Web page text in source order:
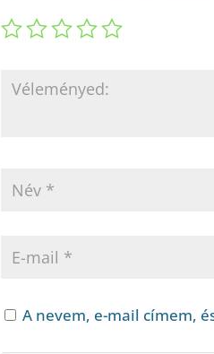
A nevem, e-mail címem,